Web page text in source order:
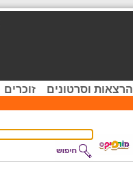
הרצאות וסרטונים זוכרים